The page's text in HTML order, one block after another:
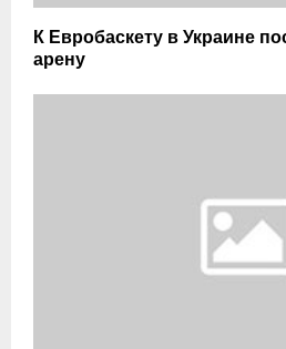
К Евробаскету в Украине
арену